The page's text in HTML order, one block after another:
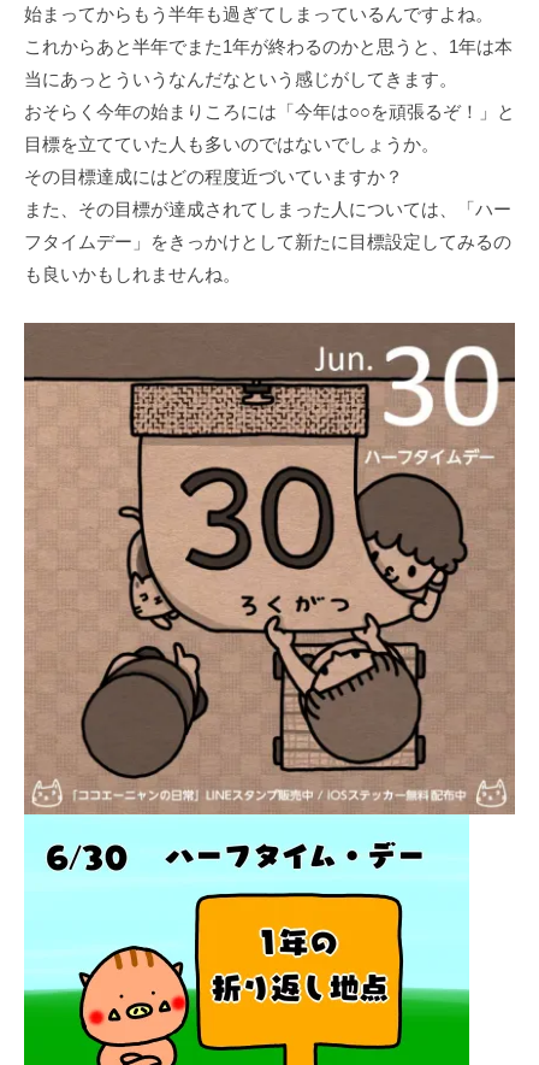
始まってからもう半年も過ぎてしまっているんですよね。
これからあと半年でまた1年が終わるのかと思うと、1年は本
当にあっとういうなんだなという感じがしてきます。
おそらく今年の始まりころには「今年は○○を頑張るぞ！」と
目標を立てていた人も多いのではないでしょうか。
その目標達成にはどの程度近づいていますか？
また、その目標が達成されてしまった人については、「ハー
フタイムデー」をきっかけとして新たに目標設定してみるの
も良いかもしれませんね。